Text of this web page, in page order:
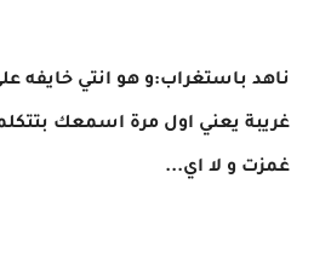
ناهد باستغراب:و هو انتي خايفه
غريبة يعني اول مرة اسمعك
غمزت و لا اي...